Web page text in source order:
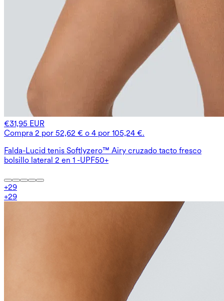
€31,95 EUR
Compra 2 por 52,62 € o 4 por 105,24 €.
Falda-Lucid tenis Softlyzero™ Airy cruzado tacto fresco
bolsillo lateral 2 en 1 -UPF50+
+29
+29